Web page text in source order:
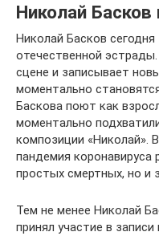
Николай Басков
Николай Басков
отечественной
сцене и записывает
моментально
Баскова поют как
моментально
композиции «Николай».
пандемия
простых смертных, но и
Тем не менее Николай
принял участие в